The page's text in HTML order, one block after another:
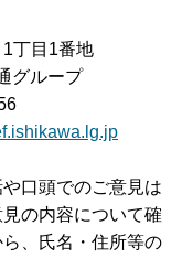
丁目1番地
グループ
口頭でのご意見は
の内容について確
、氏名・住所等の